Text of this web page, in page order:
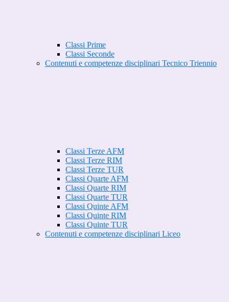
Classi Prime
Classi Seconde
Contenuti e competenze disciplinari Tecnico Triennio
Classi Terze AFM
Classi Terze RIM
Classi Terze TUR
Classi Quarte AFM
Classi Quarte RIM
Classi Quarte TUR
Classi Quinte AFM
Classi Quinte RIM
Classi Quinte TUR
Contenuti e competenze disciplinari Liceo